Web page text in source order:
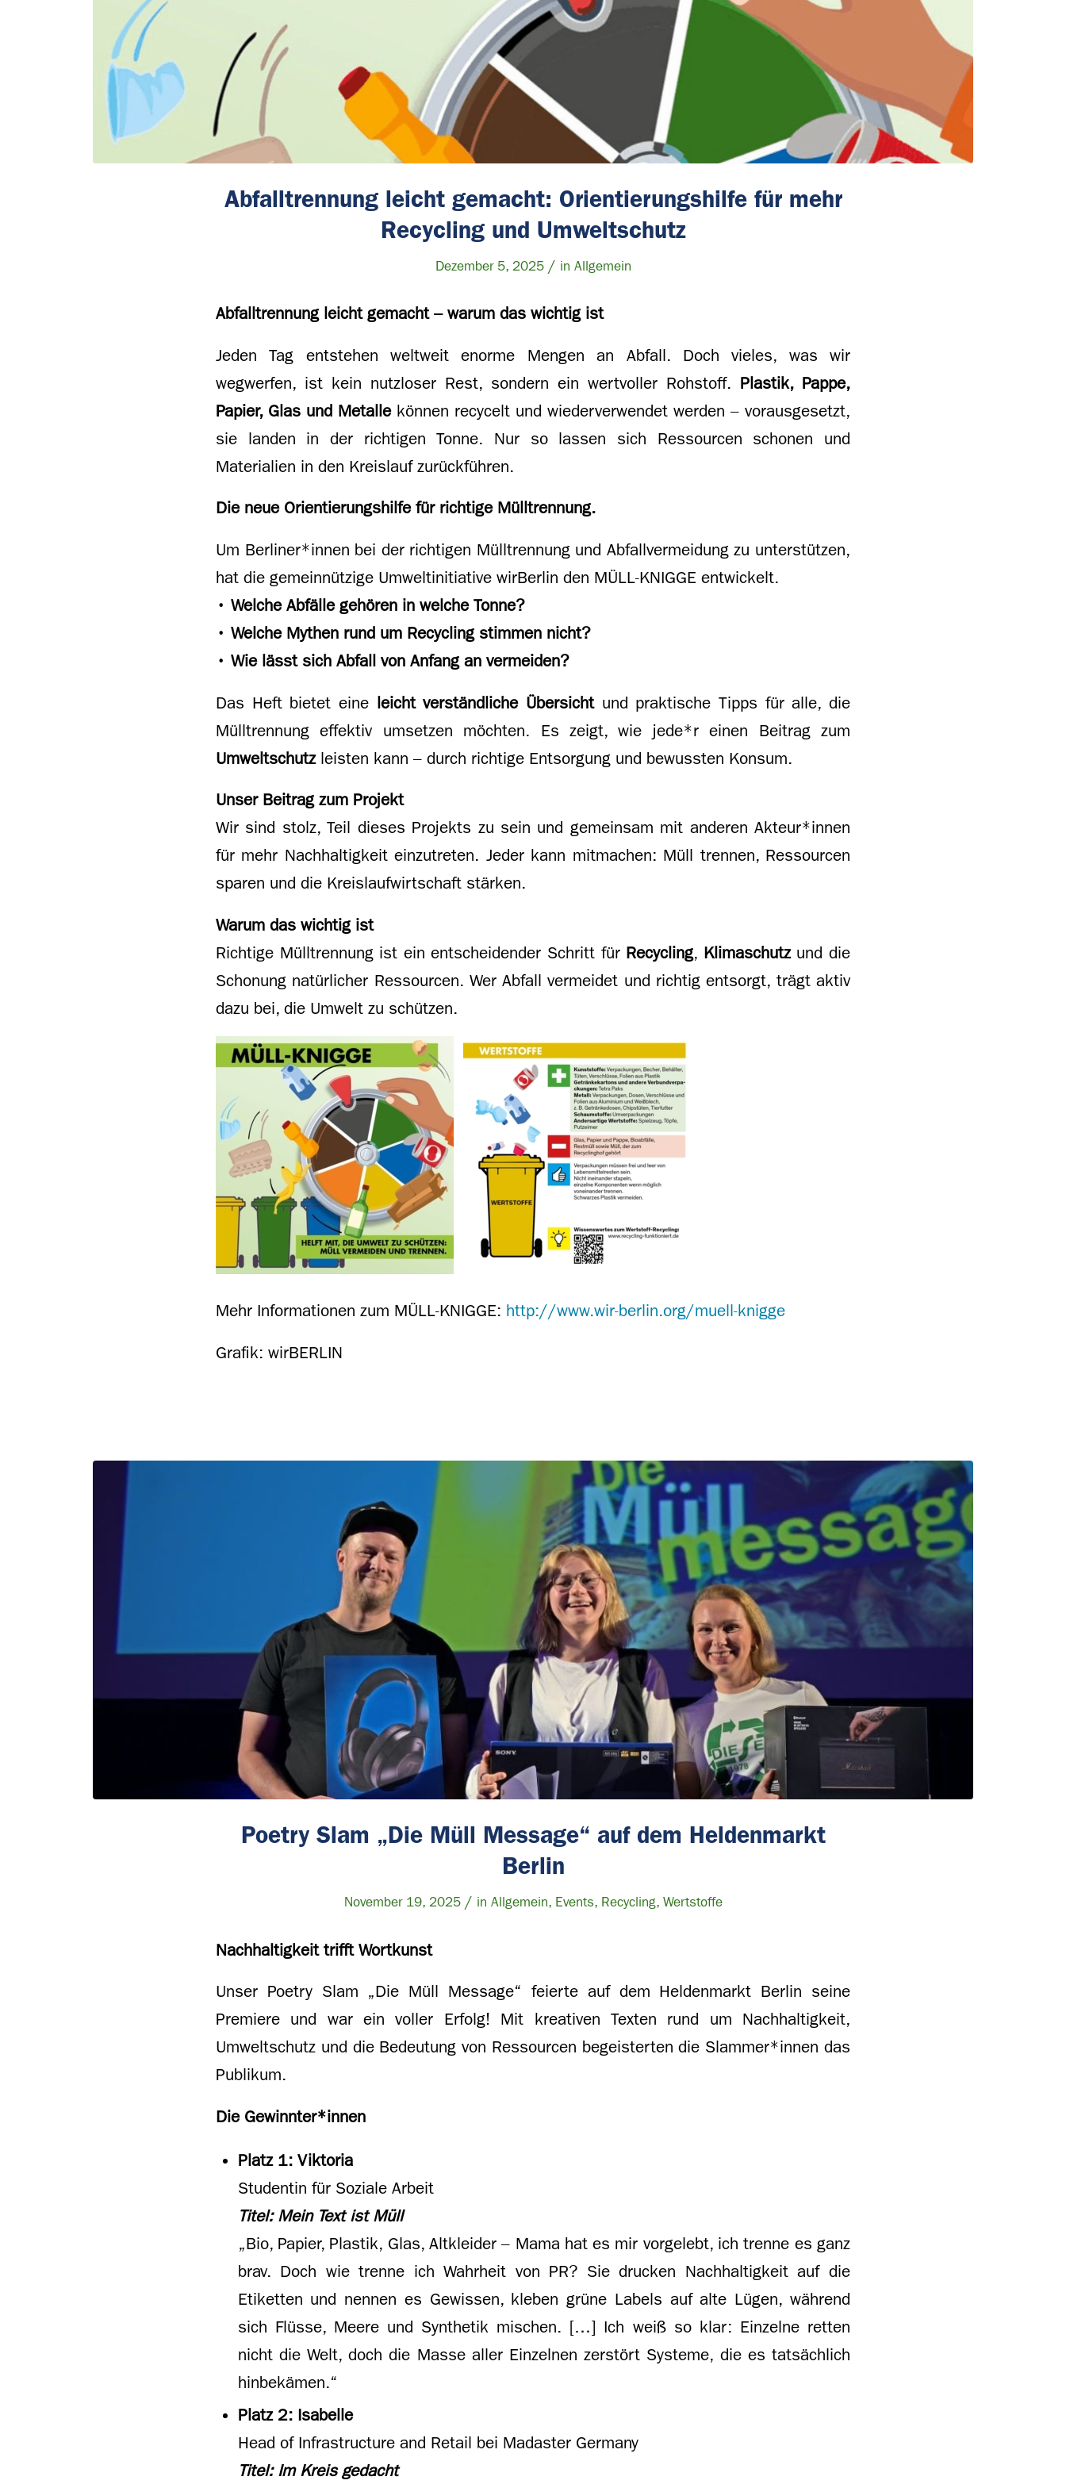
Abfalltrennung leicht gemacht: Orientierungshilfe für mehr
Recycling und Umweltschutz
Dezember 5, 2025 / in Allgemein
Abfalltrennung leicht gemacht – warum das wichtig ist
Jeden Tag entstehen weltweit enorme Mengen an Abfall. Doch vieles, was wir
wegwerfen, ist kein nutzloser Rest, sondern ein wertvoller Rohstoff. Plastik, Pappe,
Papier, Glas und Metallekönnen recycelt und wiederverwendet werden – vorausgesetzt,
sie landen in der richtigen Tonne. Nur so lassen sich Ressourcen schonen und
Materialien in den Kreislauf zurückführen.
Die neue Orientierungshilfe für richtige Mülltrennung.
Um Berliner*innen bei der richtigen Mülltrennung und Abfallvermeidung zu unterstützen,
hat die gemeinnützige Umweltinitiative wirBerlin den MÜLL-KNIGGE entwickelt.
• Welche Abfälle gehören in welche Tonne?
• Welche Mythen rund um Recycling stimmen nicht?
• Wie lässt sich Abfall von Anfang an vermeiden?
Das Heft bietet eine leicht verständliche Übersichtund praktische Tipps für alle, die
Mülltrennung effektiv umsetzen möchten. Es zeigt, wie jede*r einen Beitrag zum
Umweltschutzleisten kann – durch richtige Entsorgung und bewussten Konsum.
Unser Beitrag zum Projekt
Wir sind stolz, Teil dieses Projekts zu sein und gemeinsam mit anderen Akteur*innen
für mehr Nachhaltigkeit einzutreten. Jeder kann mitmachen: Müll trennen, Ressourcen
sparen und die Kreislaufwirtschaft stärken.
Warum das wichtig ist
Richtige Mülltrennung ist ein entscheidender Schritt für Recycling, Klimaschutzund die
Schonung natürlicher Ressourcen. Wer Abfall vermeidet und richtig entsorgt, trägt aktiv
dazu bei, die Umwelt zu schützen.
Mehr Informationen zum MÜLL-KNIGGE: http://www.wir-berlin.org/muell-knigge
Grafik: wirBERLIN
Poetry Slam „Die Müll Message“ auf dem Heldenmarkt
Berlin
November 19, 2025 / in Allgemein, Events, Recycling, Wertstoffe
Nachhaltigkeit trifft Wortkunst
Unser Poetry Slam „Die Müll Message“ feierte auf dem Heldenmarkt Berlin seine
Premiere und war ein voller Erfolg! Mit kreativen Texten rund um Nachhaltigkeit,
Umweltschutz und die Bedeutung von Ressourcen begeisterten die Slammer*innen das
Publikum.
Die Gewinnter*innen
Platz 1: Viktoria
Studentin für Soziale Arbeit
Titel: Mein Text ist Müll
„Bio, Papier, Plastik, Glas, Altkleider – Mama hat es mir vorgelebt, ich trenne es ganz
brav. Doch wie trenne ich Wahrheit von PR? Sie drucken Nachhaltigkeit auf die
Etiketten und nennen es Gewissen, kleben grüne Labels auf alte Lügen, während
sich Flüsse, Meere und Synthetik mischen. […] Ich weiß so klar: Einzelne retten
nicht die Welt, doch die Masse aller Einzelnen zerstört Systeme, die es tatsächlich
hinbekämen.“
Platz 2: Isabelle
Head of Infrastructure and Retail bei Madaster Germany
Titel: Im Kreis gedacht